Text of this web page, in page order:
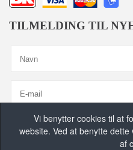
Vi benytter cookies til at
website. Ved at benytte
af
TILMELDING TIL
Jeg er enig med